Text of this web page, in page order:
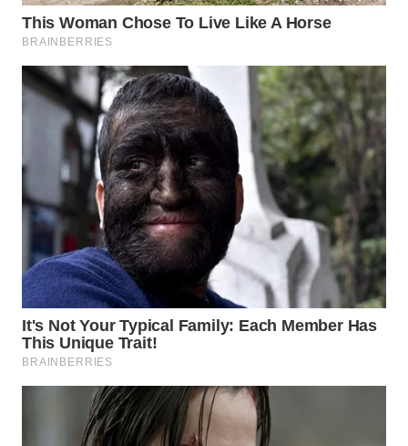
KARO
SIMALUNGUN
WN
LABUHANBATU
TAPANULI
TENGAH
WN DELI
SERDANG
WN
TEBING
TINGGI